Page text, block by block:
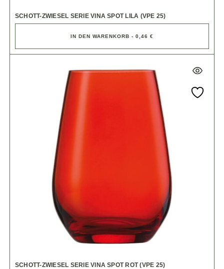
SCHOTT-ZWIESEL SERIE VINA SPOT LILA (VPE 25)
IN DEN WARENKORB - 0,46 €
SCHOTT-ZWIESEL SERIE VINA SPOT ROT (VPE 25)